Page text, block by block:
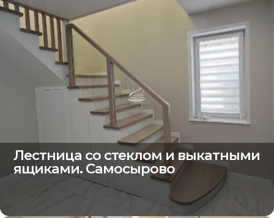
Лестница со стеклом и выкатными
ящиками. Самосырово